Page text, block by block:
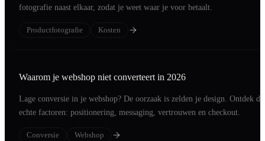
fotografie naast elkaar, zodat je weet waar je voor betaalt.
Productfotografie Kosten
Waarom je webshop niet converteert in 2026
Lage conversie in je webshop? De oorzaak is zelden je design. Ontdek de
echte factoren: positionering, messaging, vertrouwen en checkout.
Conversie Webshop